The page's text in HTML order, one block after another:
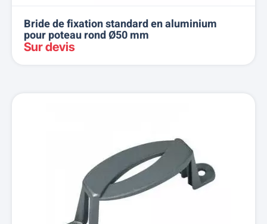
Bride de fixation standard en aluminium
pour poteau rond Ø50 mm
Sur devis